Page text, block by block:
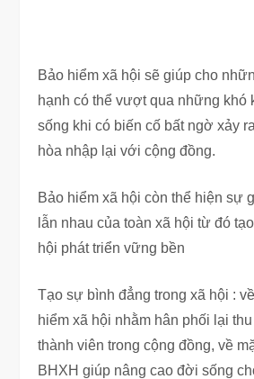
Bảo hiểm xã hội sẽ giúp cho
hạnh có thể vượt qua những khó
sống khi có biến cố bất ngờ xảy
hòa nhập lại với cộng đồng.
Bảo hiểm xã hội còn thể hiện sự
lẫn nhau của toàn xã hội từ đó
hội phát triển vững bền
Tạo sự bình đẳng trong xã hội :
hiểm xã hội nhằm hân phối lại
thành viên trong cộng đồng, về
BHXH giúp nâng cao đời sống